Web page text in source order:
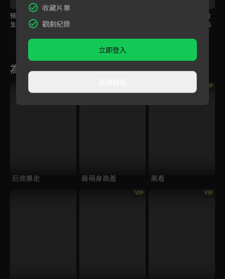
預告｜希望有一天看醫
生不用坐船！王識賢領
預告｜綠島淪為政治改
造火燒島，王識賢曹佑
為您推薦
厄夜暴走 最萌身高差
VIP
黑看
VIP VIP
收藏片單
觀劇紀錄
立即登入